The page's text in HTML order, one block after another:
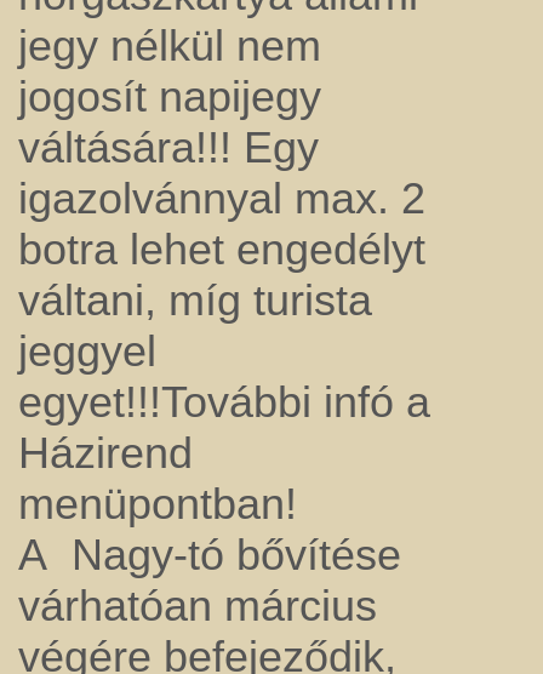
jegy nélkül nem
jogosít napijegy
váltására!!! Egy
igazolvánnyal max. 2
botra lehet engedélyt
váltani, míg turista
jeggyel
egyet!!!További infó a
Házirend
menüpontban!
A Nagy-tó bővítése
várhatóan március
végére befejeződik,